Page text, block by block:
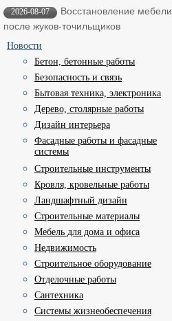
2026-08-07
Восстановление мебели
после жуков-точильщиков
Новости
Бетон, бетонные работы
Безопасность и связь
Бытовая техника, электроника
Дерево, столярные работы
Дизайн интерьера
Фасадные работы и фасадные
системы
Строительные инструменты
Кровля, кровельные работы
Ландшафтный дизайн
Строительные материалы
Мебель для дома и офиса
Недвижимость
Строительное оборудование
Отделочные работы
Сантехника
Системы жизнеобеспечения